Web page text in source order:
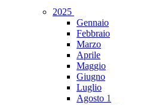
2025
Gennaio
Febbraio
Marzo
Aprile
Maggio
Giugno
Luglio
Agosto 1